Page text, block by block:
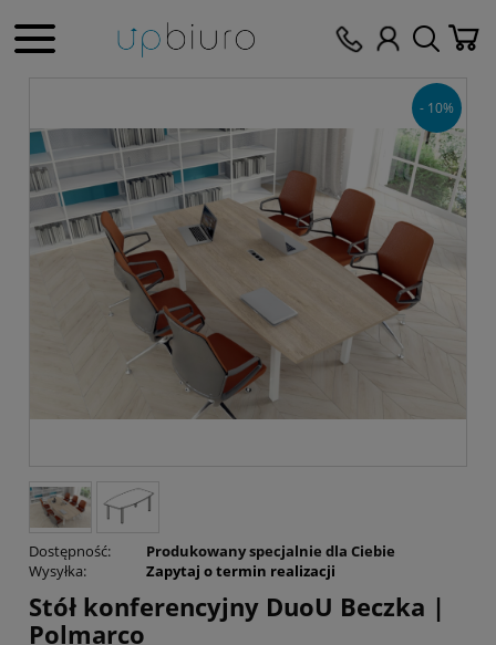
- 10%
Dostępność:
Produkowany specjalnie dla Ciebie
Wysyłka:
Zapytaj o termin realizacji
Stół konferencyjny DuoU Beczka |
Polmarco